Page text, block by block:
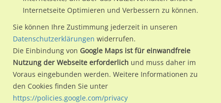
42 (B 265) RSim Ortsteil Weiler)in Zülpich, Stadt.
Wir erheben für jede unserer Werbeflächen individuelle und
aktuelleStandortinformationenundLeistungswerte
kannst du dich schon vor der Buchung im Detail über den
Standort, seine Reichweite und Werbewirkung sowie
eventuelle Beschränkungen in den zugelassenen
Werbeinhalten informieren.
Internetseite Optimieren und Verbessern zu können.
Sie können Ihre Zustimmung jederzeit in unseren
Datenschutzerklärungen widerrufen.
Die Einbindung von Google Maps ist für einwandfreie
Nutzung der Webseite erforderlich und muss daher im
Voraus eingebunden werden. Weitere Informationen zu
den Cookies finden Sie unter
https://policies.google.com/privacy